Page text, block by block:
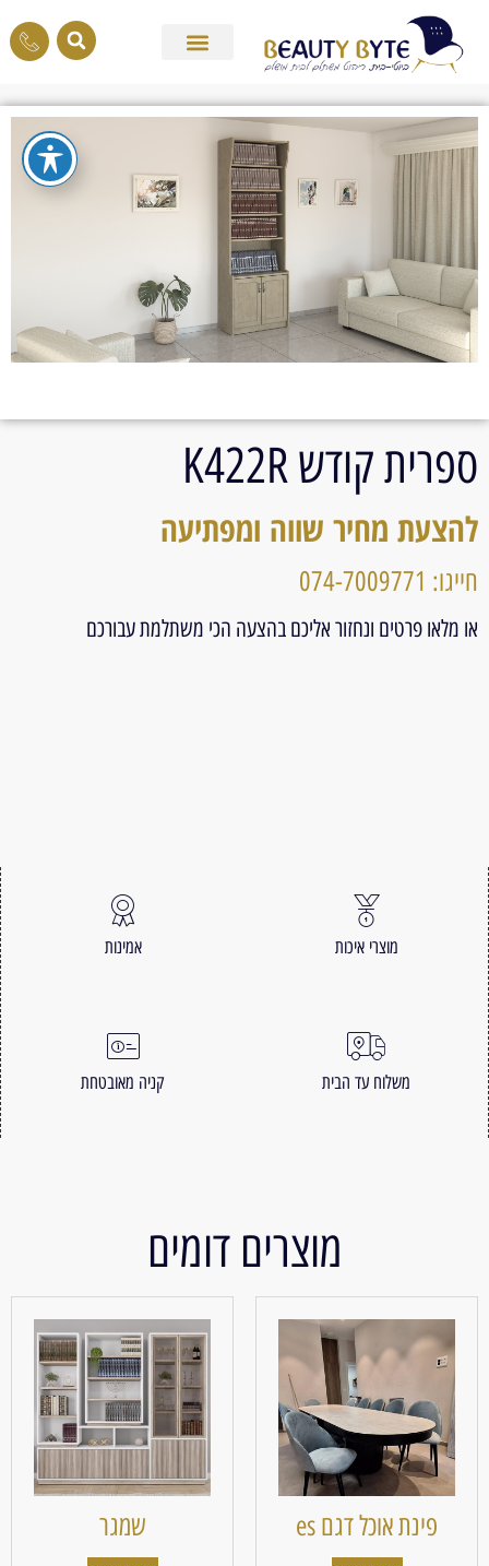
ספרית קודש K422R
להצעת מחיר שווה ומפתיעה
חייגו: 074-7009771
או מלאו פרטים ונחזור אליכם בהצעה הכי משתלמת עבורכם
מוצרי איכות אמינות
משלוח עד הבית קניה מאובטחת
מוצרים דומים
פינת אוכל דגם es שמגר